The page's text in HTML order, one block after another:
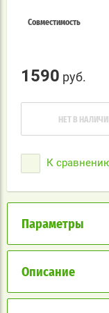
Совместимость
1590 руб.
НЕТ В
К
Параметры
Описание